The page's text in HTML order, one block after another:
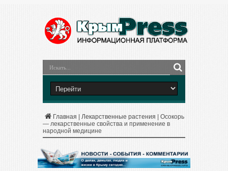
Главная Лекарственные растения
Осокорь
— лекарственные свойства и применение в
народной медицине